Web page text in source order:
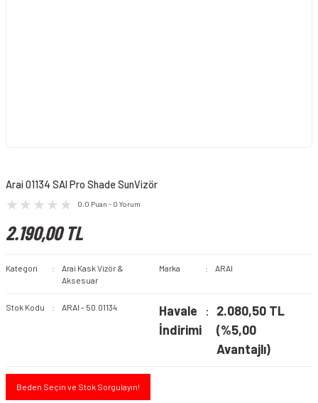
Arai 01134 SAI Pro Shade SunVizör
0.0 Puan - 0 Yorum
2.190,00 TL
Kategori
Arai Kask Vizör &
Aksesuar
Marka ARAI
Stok Kodu ARAI - 50.01134
Havale
İndirimi
2.080,50 TL
(%5,00
Avantajlı)
Beden Seçin ve Stok Sorgulayın!